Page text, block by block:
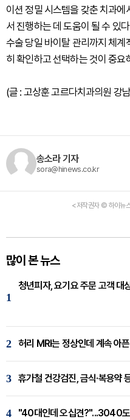
이션 정밀 시스템을 갖춘 치과
서 진행하는 데 도움이 될 수 있
수술 당일 바이탈 관리까지 체
히 확인하고 선택하는 것이 중요
(글 : 고상훈 고르다치과의원 강
송소라 기자
sora@hinews.co.kr
<저작권자 © 하이뉴
많이 본 뉴스
1
청년피자, 요기요 주문 고객 대
2 허리 MRI는 정상인데 계속 아
3 휴가철 건강검진, 금식·복용약
4 "40대인데 오십견?"...3040도